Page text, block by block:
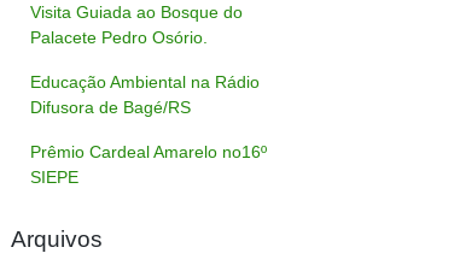
Visita Guiada ao Bosque do
Palacete Pedro Osório.
Educação Ambiental na Rádio
Difusora de Bagé/RS
Prêmio Cardeal Amarelo no16º
SIEPE
Arquivos